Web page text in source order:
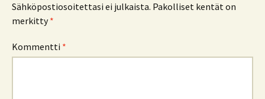
Sähköpostiosoitettasi ei julkaista. Pakolliset kentät on
merkitty*
Kommentti *